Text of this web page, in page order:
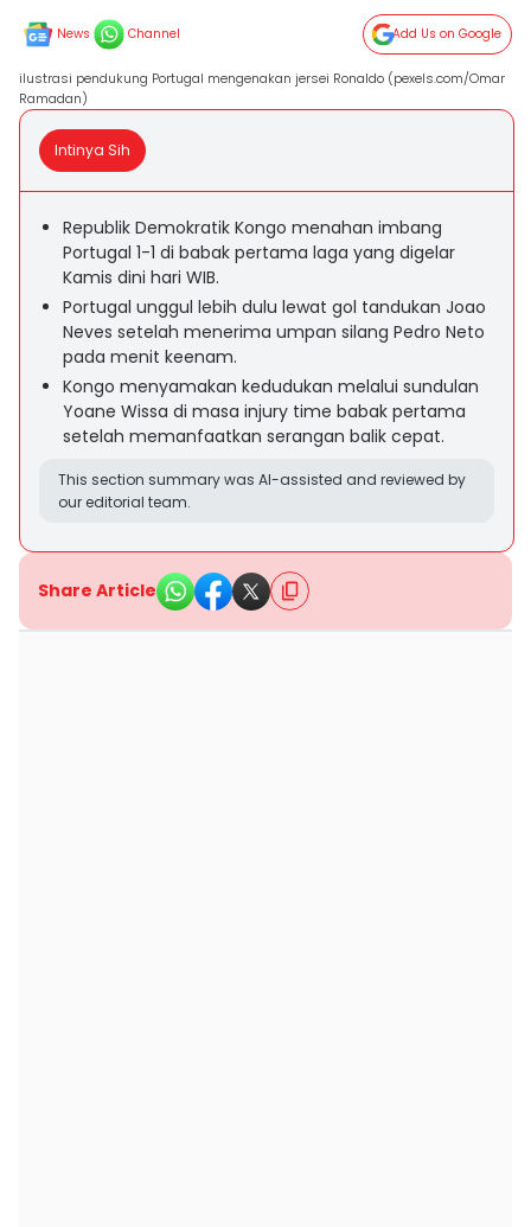
News Channel Add Us on Google
ilustrasi pendukung Portugal mengenakan jersei Ronaldo (pexels.com/Omar
Ramadan)
Intinya Sih
Republik Demokratik Kongo menahan imbang
Portugal 1-1 di babak pertama laga yang digelar
Kamis dini hari WIB.
Portugal unggul lebih dulu lewat gol tandukan Joao
Neves setelah menerima umpan silang Pedro Neto
pada menit keenam.
Kongo menyamakan kedudukan melalui sundulan
Yoane Wissa di masa injury time babak pertama
setelah memanfaatkan serangan balik cepat.
This section summary was AI-assisted and reviewed by
our editorial team.
Share Article